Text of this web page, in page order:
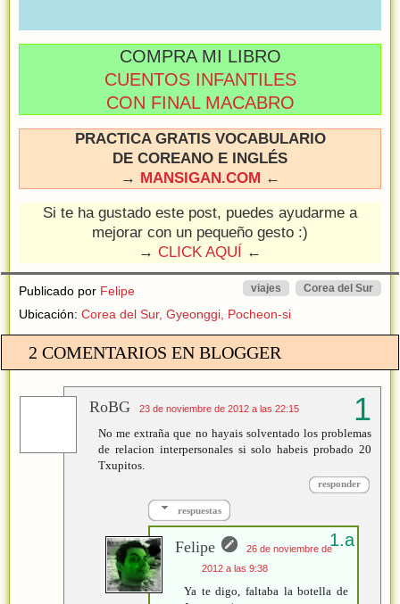
COMPRA MI LIBRO
CUENTOS INFANTILES
CON FINAL MACABRO
PRACTICA GRATIS VOCABULARIO
DE COREANO E INGLÉS
→ MANSIGAN.COM ←
Si te ha gustado este post, puedes ayudarme a
mejorar con un pequeño gesto :)
→ CLICK AQUÍ ←
Publicado por Felipe Corea del Sur
viajes
Ubicación: Corea del Sur, Gyeonggi, Pocheon-si
2 COMENTARIOS EN BLOGGER
RoBG 23 de noviembre de 2012 a las 22:15
No me extraña que no hayais solventado los problemas
de relacion interpersonales si solo habeis probado 20
Txupitos.
responder
respuestas
Felipe
26 de noviembre de
2012 a las 9:38
Ya te digo, faltaba la botella de